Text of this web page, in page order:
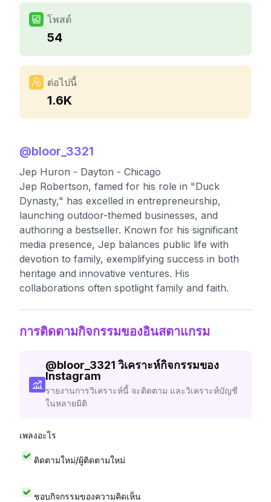
โพสต์
54
ต่อไปนี้
1.6K
@bloor_3321
Jep Huron - Dayton - Chicago
Jep Robertson, famed for his role in "Duck
Dynasty," has excelled in entrepreneurship,
launching outdoor-themed businesses, and
authoring a bestseller. Known for his significant
media presence, Jep balances public life with
devotion to family, exemplifying success in both
heritage and innovative ventures. His
collaborations often spotlight family and faith.
การติดตามกิจกรรมของอินสตาแกรม
@bloor_3321 วิเคราะห์กิจกรรมของ
Instagram
รายงานการวิเคราะห์นี้ จะติดตาม และวิเคราะห์บัญชี
ในหลายมิติ
เพลงอะไร
ติดตามใหม่/ผู้ติดตามใหม่
ชอบกิจกรรมของความคิดเห็น